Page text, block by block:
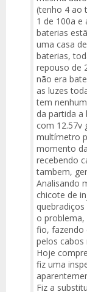
(tenho 4 ao
1 de 100a e
baterias
uma casa
baterias,
repouso de
não era
as luzes
tem
da partida a
com 12.57v
multímetro
momento
recebendo
tambem,
Analisando
chicote de
o
fio, fazendo
pelos cabos
Hoje
fiz uma
Fiz a